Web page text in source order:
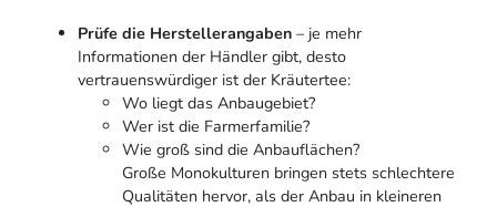
Prüfe die Herstellerangaben – je mehr
Informationen der Händler gibt, desto
vertrauenswürdiger ist der Kräutertee:
Wo liegt das Anbaugebiet?
Wer ist die Farmerfamilie?
Wie groß sind die Anbauflächen?
Große Monokulturen bringen stets schlechtere
Qualitäten hervor, als der Anbau in kleineren